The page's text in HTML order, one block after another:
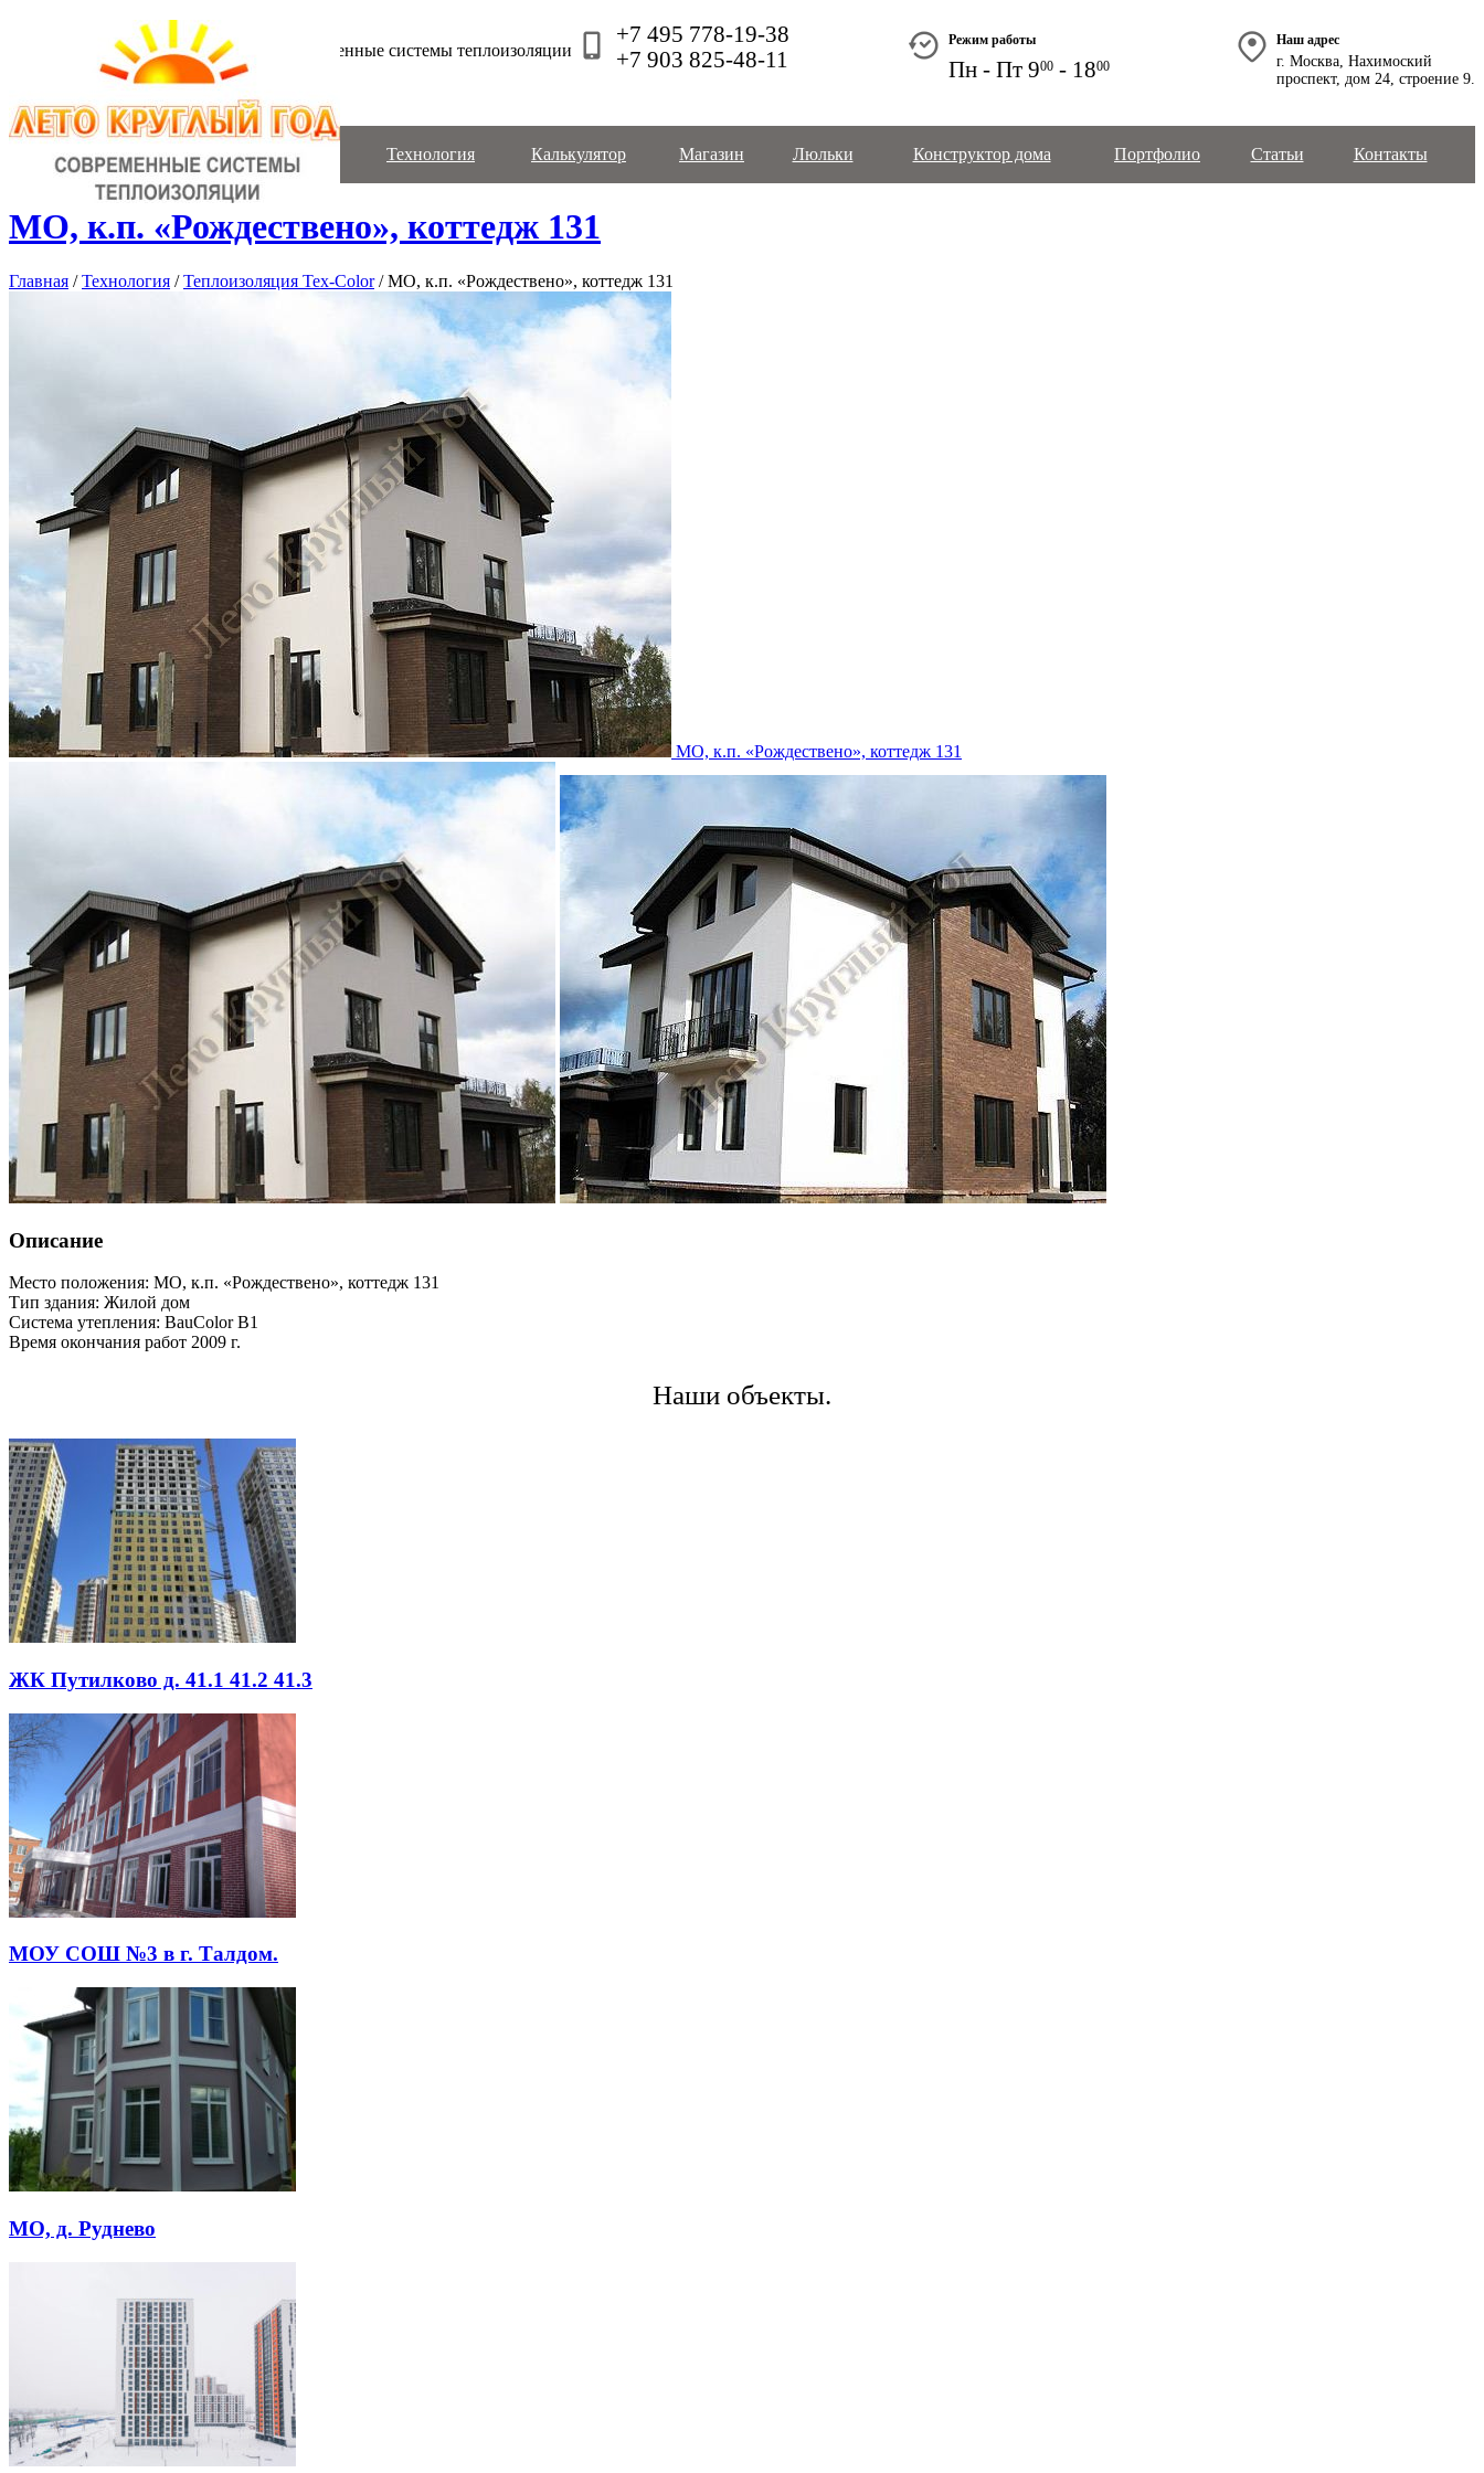
Современные системы теплоизоляции
+7 495 778-19-38
+7 903 825-48-11
Режим работы
Пн - Пт 900 - 1800
Наш адрес
г. Москва, Нахимоский
проспект, дом 24, строение 9.
Главная Стоимость Технология Калькулятор Магазин Люльки Конструктор дома Портфолио Статьи Контакты
МО, к.п. «Рождествено», коттедж 131
Главная / Технология / Теплоизоляция Tex-Сolor / МО, к.п. «Рождествено», коттедж 131
МО, к.п. «Рождествено», коттедж 131
Описание
Место положения: МО, к.п. «Рождествено», коттедж 131
Тип здания: Жилой дом
Система утепления: BauColor B1
Время окончания работ 2009 г.
Наши объекты.
ЖК Путилково д. 41.1 41.2 41.3
МОУ СОШ №3 в г. Талдом.
МО, д. Руднево